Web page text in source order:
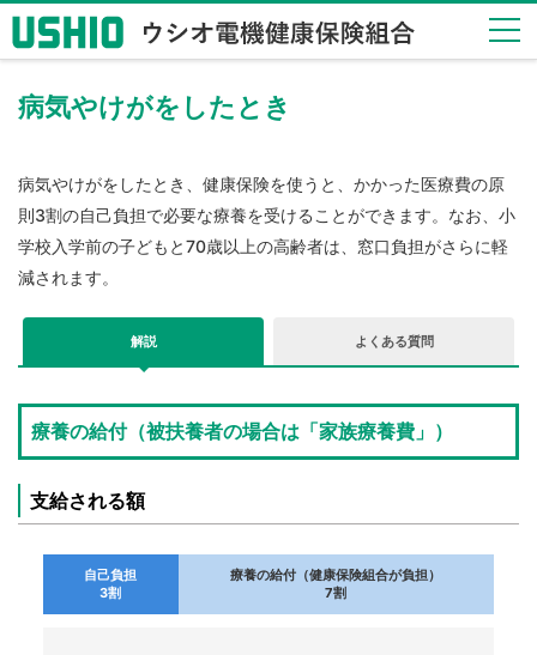
健保
のし
Insurance
System
健保
付
Benefits
保健
事業
Checkup
手続
Procedure
病気やけがをしたとき
病気やけがをしたとき、健康保険を使うと、かかった医療費の原
則3割の自己負担で必要な療養を受けることができます。なお、小
学校入学前の子どもと70歳以上の高齢者は、窓口負担がさらに軽
減されます。
解説 よくある質問
療養の給付（被扶養者の場合は「家族療養費」）
支給される額
自己負担
3割
療養の給付（健康保険組合が負担）
7割